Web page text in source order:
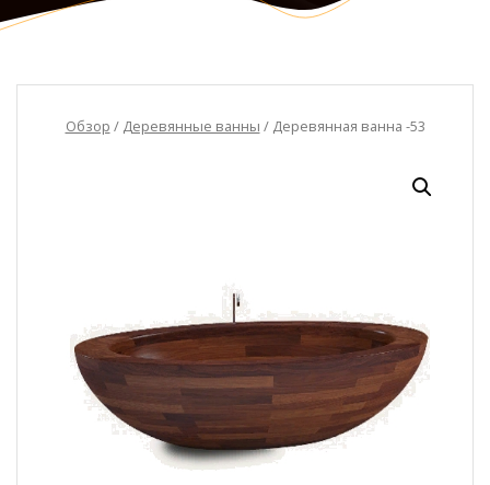
Обзор / Деревянные ванны / Деревянная ванна -53